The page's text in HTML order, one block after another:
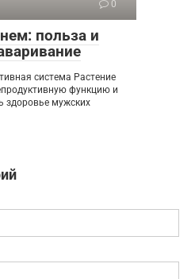
0
польза и
система Растение
функцию и
здоровье мужских